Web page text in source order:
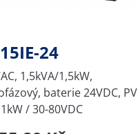
24
1,5kVA/1,5kW,
baterie 24VDC, PV
/ 30-80VDC